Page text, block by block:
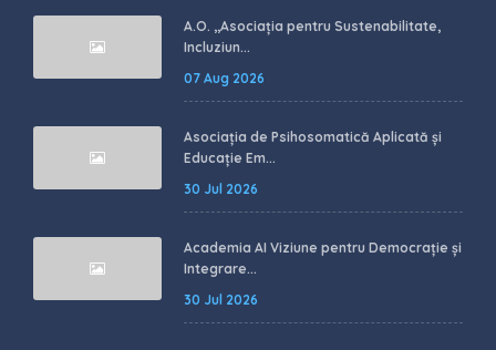
A.O. ,,Asociația pentru Sustenabilitate,
Incluziun...
07 Aug 2026
Asociația de Psihosomatică Aplicată și
Educație Em...
30 Jul 2026
Academia AI Viziune pentru Democrație și
Integrare...
30 Jul 2026